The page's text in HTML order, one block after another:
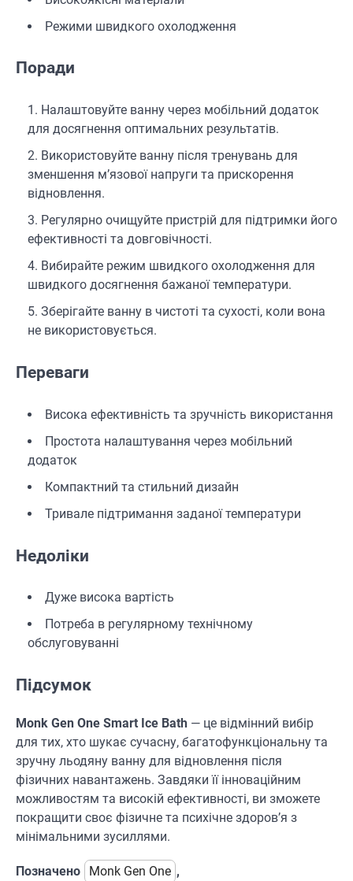
Режими швидкого охолодження
Поради
Налаштовуйте ванну через мобільний додаток
для досягнення оптимальних результатів.
Використовуйте ванну після тренувань для
зменшення м’язової напруги та прискорення
відновлення.
Регулярно очищуйте пристрій для підтримки його
ефективності та довговічності.
Вибирайте режим швидкого охолодження для
швидкого досягнення бажаної температури.
Зберігайте ванну в чистоті та сухості, коли вона
не використовується.
Переваги
Висока ефективність та зручність використання
Простота налаштування через мобільний
додаток
Компактний та стильний дизайн
Тривале підтримання заданої температури
Недоліки
Дуже висока вартість
Потреба в регулярному технічному
обслуговуванні
Підсумок
Monk Gen One Smart Ice Bath — це відмінний вибір
для тих, хто шукає сучасну, багатофункціональну та
зручну льодяну ванну для відновлення після
фізичних навантажень. Завдяки її інноваційним
можливостям та високій ефективності, ви зможете
покращити своє фізичне та психічне здоров’я з
мінімальними зусиллями.
Позначено Monk Gen One ,